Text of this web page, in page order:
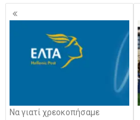
Πλοήγηση
άρθρων
Να γιατί χρεοκοπήσαμε